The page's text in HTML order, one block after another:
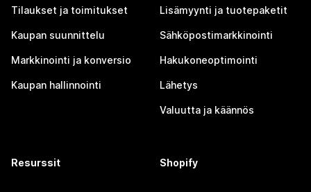
Tilaukset ja toimitukset
Kaupan suunnittelu
Markkinointi ja konversio
Kaupan hallinnointi
Lisämyynti ja tuotepaketit
Sähköpostimarkkinointi
Hakukoneoptimointi
Lähetys
Valuutta ja käännös
Resurssit Shopify